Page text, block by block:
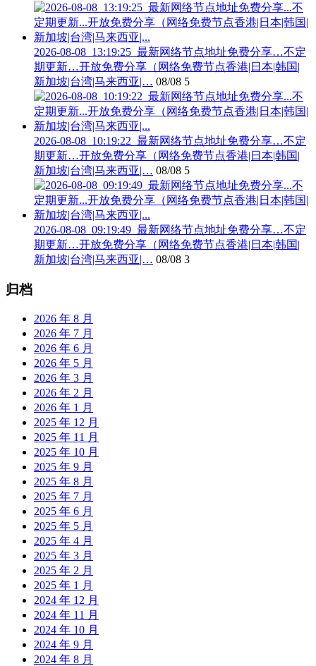
2026-08-08_13:19:25_最新网络节点地址免费分享…不定
期更新…开放免费分享（网络免费节点香港|日本|韩国|
新加坡|台湾|马来西亚|… 08/08 5
2026-08-08_10:19:22_最新网络节点地址免费分享…不定
期更新…开放免费分享（网络免费节点香港|日本|韩国|
新加坡|台湾|马来西亚|… 08/08 5
2026-08-08_09:19:49_最新网络节点地址免费分享…不定
期更新…开放免费分享（网络免费节点香港|日本|韩国|
新加坡|台湾|马来西亚|… 08/08 3
归档
2026 年 8 月
2026 年 7 月
2026 年 6 月
2026 年 5 月
2026 年 3 月
2026 年 2 月
2026 年 1 月
2025 年 12 月
2025 年 11 月
2025 年 10 月
2025 年 9 月
2025 年 8 月
2025 年 7 月
2025 年 6 月
2025 年 5 月
2025 年 4 月
2025 年 3 月
2025 年 2 月
2025 年 1 月
2024 年 12 月
2024 年 11 月
2024 年 10 月
2024 年 9 月
2024 年 8 月